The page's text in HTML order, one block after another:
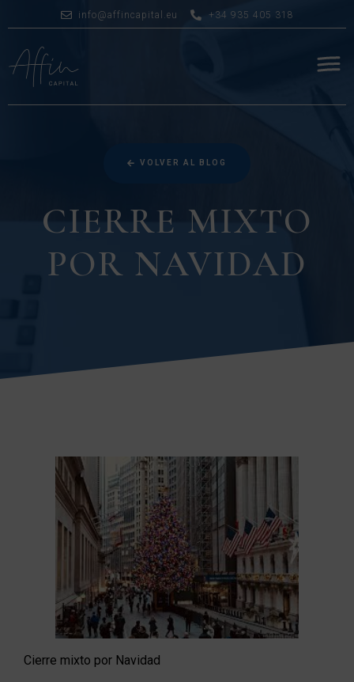
info@affincapital.eu +34 935 405 318
VOLVER AL BLOG
CIERRE MIXTO
POR NAVIDAD
Cierre mixto por Navidad